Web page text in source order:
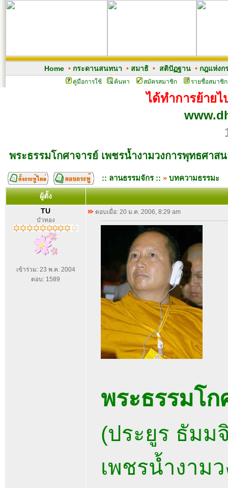
Home •กระดานสนทนา • สมาธิ • สติปัฏฐาน •กฎแห่งก
คู่มือการใช้ ค้นหา สมัครสมาชิก รายชื่อสมาชิก
ได้ทำการย้าย
พระธรรมโกศาจารย์ เพชรน้ำงามวงการพุทธศาส
:: ลานธรรมจักร :: » บทความธรรมะ
ผู้ตั้ง
TU
บัวทอง
เข้าร่วม: 23 พ.ค. 2004
ตอบ: 1589
ตอบเมื่อ: 20 ม.ค. 2006, 8:29 am
พระธรรมโก
(ประยูร ธัมม
เพชรน้ำงาม